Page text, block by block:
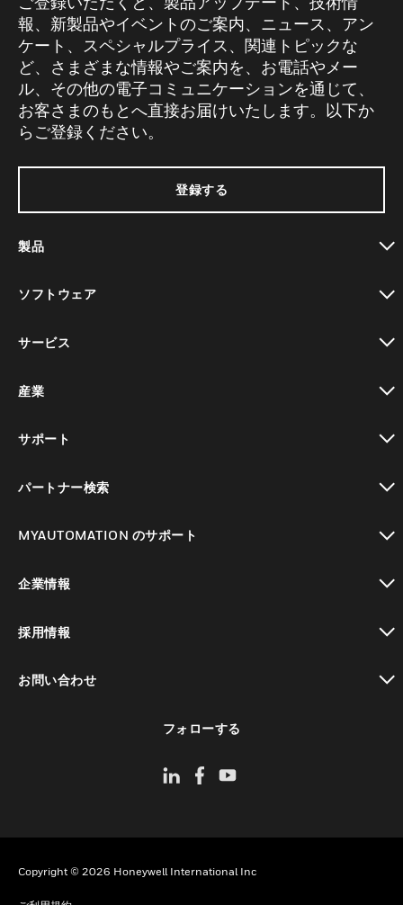
報、新製品やイベントのご案内、ニュース、アン
ケート、スペシャルプライス、関連トピックな
ど、さまざまな情報やご案内を、お電話やメー
ル、その他の電子コミュニケーションを通じて、
お客さまのもとへ直接お届けいたします。以下か
らご登録ください。
登録する
製品
ソフトウェア
サービス
産業
サポート
パートナー検索
MYAUTOMATION のサポート
企業情報
採用情報
お問い合わせ
フォローする
Copyright © 2026 Honeywell International Inc